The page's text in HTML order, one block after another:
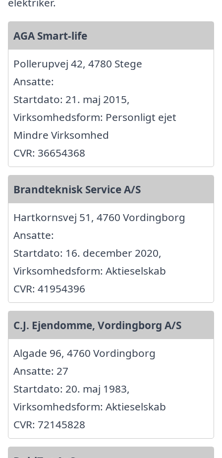
AGA Smart-life
Pollerupvej 42, 4780 Stege
Ansatte:
Startdato: 21. maj 2015,
Virksomhedsform: Personligt ejet
Mindre Virksomhed
CVR: 36654368
Brandteknisk Service A/S
Hartkornsvej 51, 4760 Vordingborg
Ansatte:
Startdato: 16. december 2020,
Virksomhedsform: Aktieselskab
CVR: 41954396
C.J. Ejendomme, Vordingborg A/S
Algade 96, 4760 Vordingborg
Ansatte: 27
Startdato: 20. maj 1983,
Virksomhedsform: Aktieselskab
CVR: 72145828